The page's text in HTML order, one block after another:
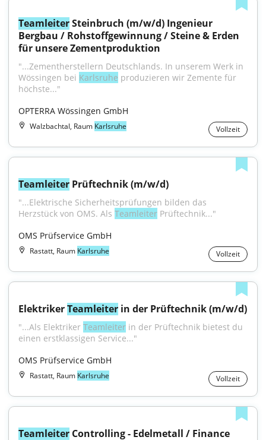
Teamleiter Steinbruch (m/w/d) Ingenieur
Bergbau / Rohstoffgewinnung / Steine & Erden
für unsere Zementproduktion
"...Zementherstellern Deutschlands. In unserem Werk in
Wössingen bei Karlsruhe produzieren wir Zemente für
höchste..."
OPTERRA Wössingen GmbH
Walzbachtal, Raum Karlsruhe Vollzeit
Teamleiter Prüftechnik (m/w/d)
"...Elektrische Sicherheitsprüfungen bilden das
Herzstück von OMS. Als Teamleiter Prüftechnik..."
OMS Prüfservice GmbH
Rastatt, Raum Karlsruhe Vollzeit
Elektriker Teamleiter in der Prüftechnik (m/w/d)
"...Als Elektriker Teamleiter in der Prüftechnik bietest du
einen erstklassigen Service..."
OMS Prüfservice GmbH
Rastatt, Raum Karlsruhe Vollzeit
Teamleiter Controlling - Edelmetall / Finance